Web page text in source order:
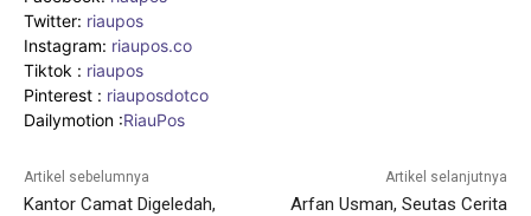
Twitter: riaupos
Instagram: riaupos.co
Tiktok : riaupos
Pinterest : riauposdotco
Dailymotion :RiauPos
Artikel sebelumnya
Kantor Camat Digeledah,
Artikel selanjutnya
Arfan Usman, Seutas Cerita